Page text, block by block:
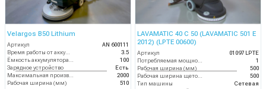
Velargos B50 Lithium
Артикул
AN 600111
Время работы от аккумуляторов (ч)
3.5
100
Зарядное устройство
Есть
2000
Рабочая ширина (мм)
510
LAVAMATIC 40 C 50 (LAVAMATIC 501 E
2012) (LPTE 00600)
Артикул
01097 LPTE
1
Рабочая ширина (мм)
500
500
Тип машины
Сетевая